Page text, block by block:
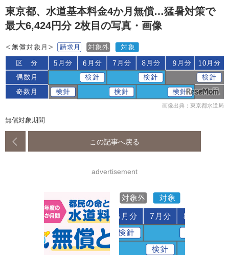
東京都、水道基本料金4か月無償…猛暑対策で
最大6,424円分 2枚目の写真・画像
画像出典：東京都水道局
無償対象期間
この記事へ戻る
advertisement